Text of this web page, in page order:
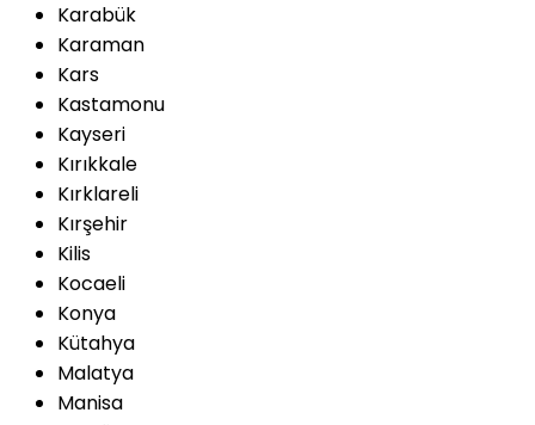
Karabük
Karaman
Kars
Kastamonu
Kayseri
Kırıkkale
Kırklareli
Kırşehir
Kilis
Kocaeli
Konya
Kütahya
Malatya
Manisa